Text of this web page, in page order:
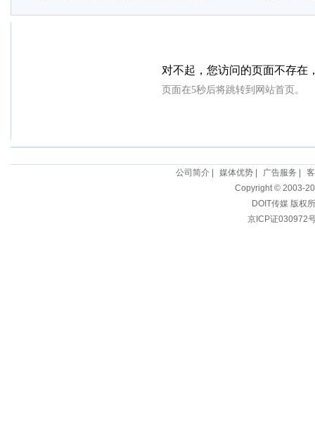
公司简介| 媒体优势| 广告服务
Copyright © 2003-
DOIT传媒 版权
京ICP证030972